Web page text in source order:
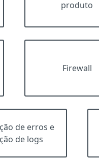
produto
Firewall
de erros e
de logs